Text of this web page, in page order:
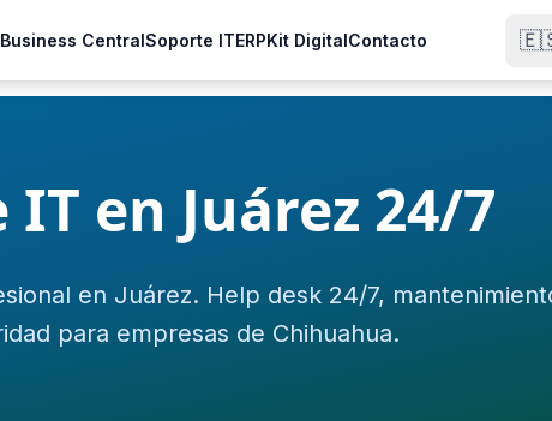
Business CentralSoporte ITERPKit DigitalContacto
en Juárez 24/7
en Juárez. Help desk 24/7,
para empresas de Chihuahua.